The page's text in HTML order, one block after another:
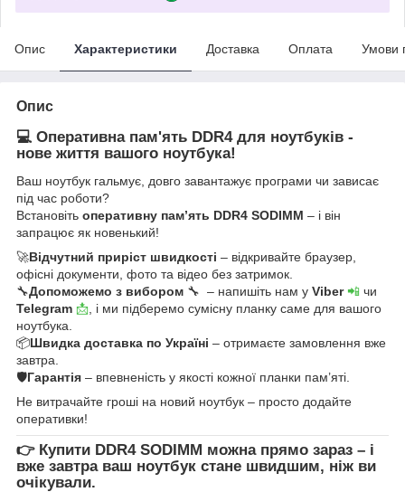
Опис Характеристики Доставка Оплата Умови
Опис
💻 Оперативна пам'ять DDR4 для ноутбуків -
нове життя вашого ноутбука!
Ваш ноутбук гальмує, довго завантажує програми чи зависає
під час роботи?
Встановіть оперативну пам’ять DDR4 SODIMM – і він
запрацює як новенький!
🚀Відчутний приріст швидкості – відкривайте браузер,
офісні документи, фото та відео без затримок.
🔧Допоможемо з вибором 🔧 – напишіть нам у Viber📲 чи
Telegram 📩 , і ми підберемо сумісну планку саме для вашого
ноутбука.
📦Швидка доставка по Україні – отримаєте замовлення вже
завтра.
🛡Гарантія – впевненість у якості кожної планки пам’яті.
Не витрачайте гроші на новий ноутбук – просто додайте
оперативки!
👉 Купити DDR4 SODIMM можна прямо зараз – і
вже завтра ваш ноутбук стане швидшим, ніж ви
очікували.